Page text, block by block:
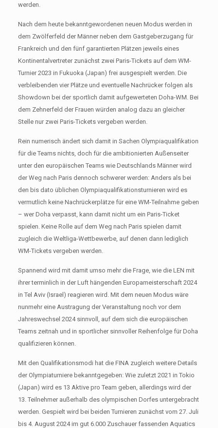
werden.
Nach dem heute bekanntgewordenen neuen Modus werden in
dem Zwölferfeld der Männer neben dem Gastgeberzugang für
Frankreich und den fünf garantierten Plätzen jeweils eines
Kontinentalvertreter zunächst zwei Paris-Tickets auf dem WM-
Turnier 2023 in Fukuoka (Japan) frei ausgespielt werden. Die
verbleibenden vier Plätze und eventuelle Nachrücker folgen als
Showdown bei der sportlich damit aufgewerteten Doha-WM. Bei
dem Zehnerfeld der Frauen würden analog dazu an gleicher
Stelle nur zwei Paris-Tickets vergeben werden.
Rein numerisch ändert sich damit in Sachen Olympiaqualifikation
für die Teams nichts, doch für die ambitionierten Außenseiter
unter den europäischen Teams wie Deutschlands Männer wird
der Weg nach Paris dennoch schwerer werden: Anders als bei
den bis dato üblichen Olympiaqualifikationsturnieren wird es
vermutlich keine Nachrückerplätze für eine WM-Teilnahme geben
– wer Doha verpasst, kann damit nicht um ein Paris-Ticket
spielen. Keine Rolle auf dem Weg nach Paris spielen damit
zugleich die Weltliga-Wettbewerbe, auf denen dann lediglich
WM-Tickets vergeben werden.
Spannend wird mit damit umso mehr die Frage, wie die LEN mit
ihrer terminlich in der Luft hängenden Europameisterschaft 2024
in Tel Aviv (Israel) reagieren wird. Mit dem neuen Modus wäre
nunmehr eine Austragung der Veranstaltung noch vor dem
Jahreswechsel 2024 sinnvoll, auf dem sich die europäischen
Teams zeitnah und in sportlicher sinnvoller Reihenfolge für Doha
qualifizieren können.
Mit den Qualifikationsmodi hat die FINA zugleich weitere Details
der Olympiaturniere bekanntgegeben: Wie zuletzt 2021 in Tokio
(Japan) wird es 13 Aktive pro Team geben, allerdings wird der
13. Teilnehmer außerhalb des olympischen Dorfes untergebracht
werden. Gespielt wird bei beiden Turnieren zunächst vom 27. Juli
bis 4. August 2024 im gut 6.000 Zuschauer fassenden Aquatics